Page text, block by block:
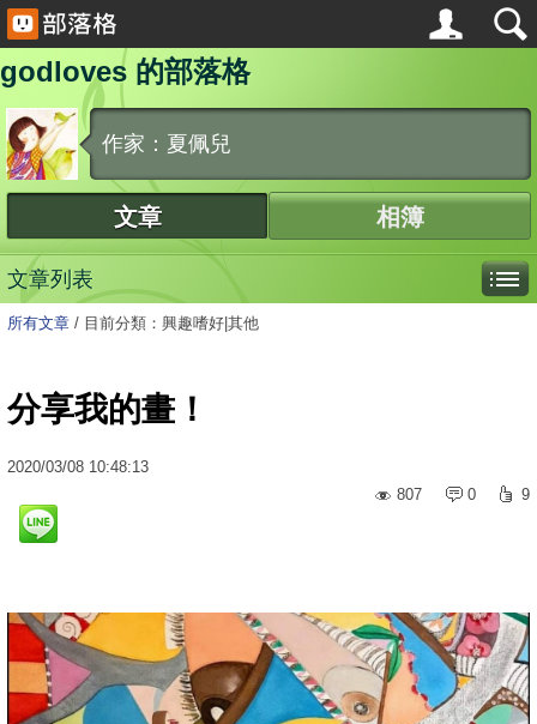
godloves 的部落格
作家：夏佩兒
文章 相簿
文章列表
所有文章 / 目前分類：興趣嗜好|其他
分享我的畫！
2020/03/08 10:48:13
807
0 9